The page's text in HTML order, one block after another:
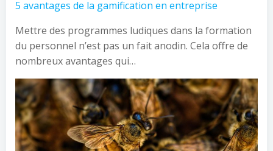
5 avantages de la gamification en entreprise
Mettre des programmes ludiques dans la formation
du personnel n’est pas un fait anodin. Cela offre de
nombreux avantages qui…